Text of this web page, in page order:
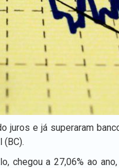
juros e já superaram
a 27,06% ao